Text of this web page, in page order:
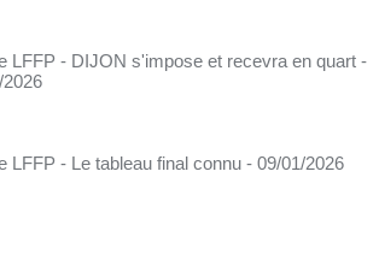
LFFP - DIJON s'impose et recevra en quart -
2026
LFFP - Le tableau final connu - 09/01/2026